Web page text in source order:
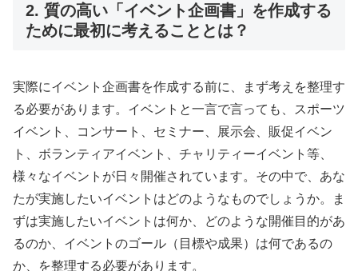
2. 質の高い「イベント企画書」を作成する
ために最初に考えることとは？
実際にイベント企画書を作成する前に、まず考えを整理す
る必要があります。イベントと一言で言っても、スポーツ
イベント、コンサート、セミナー、展示会、販促イベン
ト、ボランティアイベント、チャリティーイベント等、
様々なイベントが日々開催されています。その中で、あな
たが実施したいイベントはどのようなものでしょうか。ま
ずは実施したいイベントは何か、どのような開催目的があ
るのか、イベントのゴール（目標や成果）は何であるの
か、を整理する必要があります。